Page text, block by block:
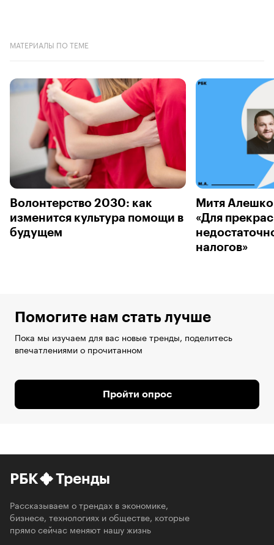
МАТЕРИАЛЫ ПО ТЕМЕ
Волонтерство 2030: как
изменится культура помощи в
будущем
Митя
«Для
налогов»
Помогите нам стать лучше
Пока мы изучаем для вас новые тренды, поделитесь
впечатлениями о прочитанном
Пройти опрос
РБК Тренды
Рассказываем о трендах в экономике,
бизнесе, технологиях и обществе, которые
прямо сейчас меняют нашу жизнь